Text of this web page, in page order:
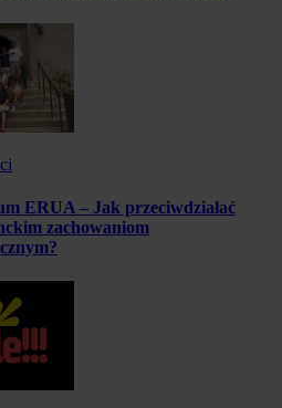
ERUA – Jak przeciwdziałać
zachowaniom